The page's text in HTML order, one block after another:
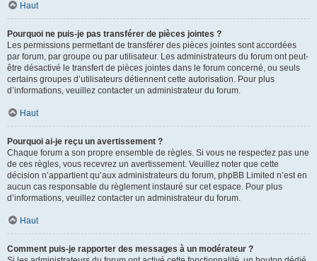
Haut
Pourquoi ne puis-je pas transférer de pièces jointes ?
Les permissions permettant de transférer des pièces jointes sont accordées
par forum, par groupe ou par utilisateur. Les administrateurs du forum ont peut-
être désactivé le transfert de pièces jointes dans le forum concerné, ou seuls
certains groupes d’utilisateurs détiennent cette autorisation. Pour plus
d’informations, veuillez contacter un administrateur du forum.
Haut
Pourquoi ai-je reçu un avertissement ?
Chaque forum a son propre ensemble de règles. Si vous ne respectez pas une
de ces règles, vous recevrez un avertissement. Veuillez noter que cette
décision n’appartient qu’aux administrateurs du forum, phpBB Limited n’est en
aucun cas responsable du règlement instauré sur cet espace. Pour plus
d’informations, veuillez contacter un administrateur du forum.
Haut
Comment puis-je rapporter des messages à un modérateur ?